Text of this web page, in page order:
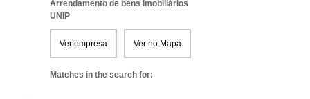
Arrendamento de bens imobiliários
UNIP
Ver empresa Ver no Mapa
Matches in the search for: